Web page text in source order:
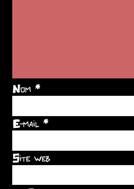
Nom *
E-mail *
Site web